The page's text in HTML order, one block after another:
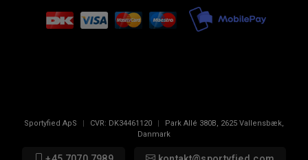
Sportyfied ApS | CVR: DK34461120 | Park Allé 380B, 2625 Vallensbæk,
Danmark